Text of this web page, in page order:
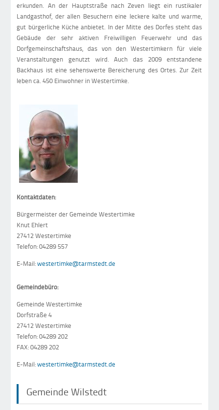
erkunden. An der Hauptstraße nach Zeven liegt ein rustikaler
Landgasthof, der allen Besuchern eine leckere kalte und warme,
gut bürgerliche Küche anbietet. In der Mitte des Dorfes steht das
Gebäude der sehr aktiven Freiwilligen Feuerwehr und das
Dorfgemeinschaftshaus, das von den Westertimkern für viele
Veranstaltungen genutzt wird. Auch das 2009 entstandene
Backhaus ist eine sehenswerte Bereicherung des Ortes. Zur Zeit
leben ca. 450 Einwohner in Westertimke.
Kontaktdaten:
Bürgermeister der Gemeinde Westertimke
Knut Ehlert
27412 Westertimke
Telefon: 04289 557
E-Mail:westertimke@tarmstedt.de
Gemeindebüro:
Gemeinde Westertimke
Dorfstraße 4
27412 Westertimke
Telefon: 04289 202
FAX: 04289 202
E-Mail:westertimke@tarmstedt.de
Gemeinde Wilstedt